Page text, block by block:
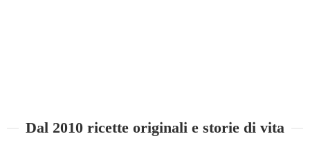
Dal 2010 ricette originali e storie di vita